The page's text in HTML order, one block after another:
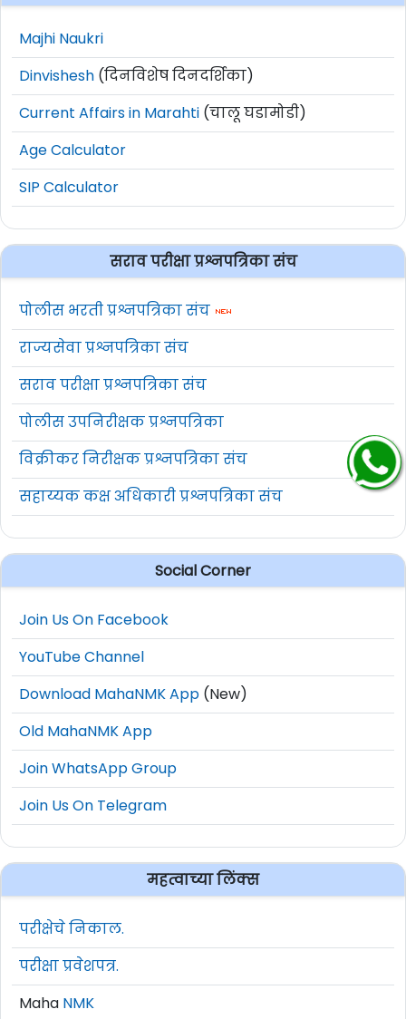
Majhi Naukri
Dinvishesh (दिनविशेष दिनदर्शिका)
Current Affairs in Marahti (चालू घडामोडी)
Age Calculator
SIP Calculator
सराव परीक्षा प्रश्नपत्रिका संच
पोलीस भरती प्रश्नपत्रिका संच
राज्यसेवा प्रश्नपत्रिका संच
सराव परीक्षा प्रश्नपत्रिका संच
पोलीस उपनिरीक्षक प्रश्नपत्रिका
विक्रीकर निरीक्षक प्रश्नपत्रिका संच
सहाय्यक कक्ष अधिकारी प्रश्नपत्रिका संच
Social Corner
Join Us On Facebook
YouTube Channel
Download MahaNMK App (New)
Old MahaNMK App
Join WhatsApp Group
Join Us On Telegram
महत्वाच्या लिंक्स
परीक्षेचे निकाल.
परीक्षा प्रवेशपत्र.
Maha NMK